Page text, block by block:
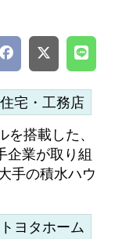
住宅・工務店
搭載した、
企業が取り組
手の積水ハウ
トヨタホーム